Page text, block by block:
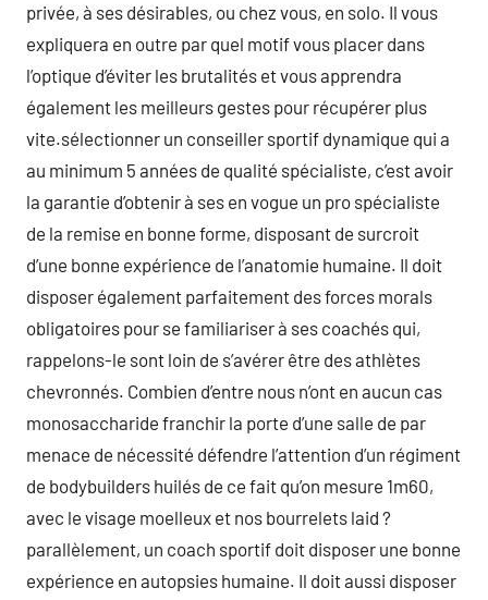
privée, à ses désirables, ou chez vous, en solo. Il vous
expliquera en outre par quel motif vous placer dans
l’optique d’éviter les brutalités et vous apprendra
également les meilleurs gestes pour récupérer plus
vite.sélectionner un conseiller sportif dynamique qui a
au minimum 5 années de qualité spécialiste, c’est avoir
la garantie d’obtenir à ses en vogue un pro spécialiste
de la remise en bonne forme, disposant de surcroit
d’une bonne expérience de l’anatomie humaine. Il doit
disposer également parfaitement des forces morals
obligatoires pour se familiariser à ses coachés qui,
rappelons-le sont loin de s’avérer être des athlètes
chevronnés. Combien d’entre nous n’ont en aucun cas
monosaccharide franchir la porte d’une salle de par
menace de nécessité défendre l’attention d’un régiment
de bodybuilders huilés de ce fait qu’on mesure 1m60,
avec le visage moelleux et nos bourrelets laid ?
parallèlement, un coach sportif doit disposer une bonne
expérience en autopsies humaine. Il doit aussi disposer